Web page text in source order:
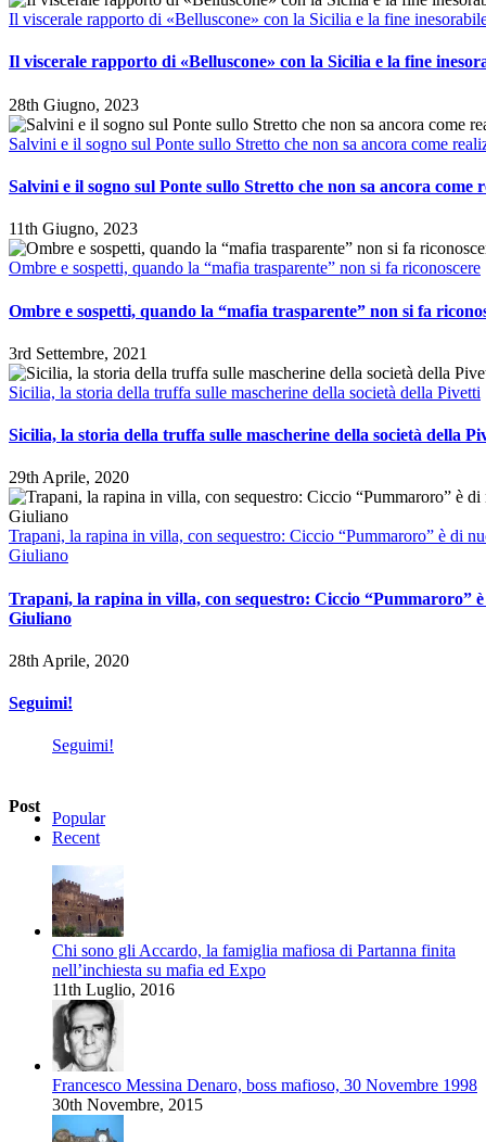
Il viscerale rapporto di «Belluscone» con la Sicilia e la fine
Il viscerale rapporto di «Belluscone» con la Sicilia e la fine
28th Giugno, 2023
Salvini e il sogno sul Ponte sullo Stretto che non sa ancora come
Salvini e il sogno sul Ponte sullo Stretto che non sa ancora come
11th Giugno, 2023
Ombre e sospetti, quando la “mafia trasparente” non si fa riconoscere
Ombre e sospetti, quando la “mafia trasparente” non si fa
3rd Settembre, 2021
Sicilia, la storia della truffa sulle mascherine della società della Pivetti
Sicilia, la storia della truffa sulle mascherine della società della
29th Aprile, 2020
Trapani, la rapina in villa, con sequestro: Ciccio “Pummaroro” è di
Giuliano
Trapani, la rapina in villa, con sequestro: Ciccio “Pummaroro” è
Giuliano
28th Aprile, 2020
Seguimi!
Seguimi!
Post
Popular
Recent
Chi sono gli Accardo, la famiglia mafiosa di Partanna finita
nell’inchiesta su mafia ed Expo
11th Luglio, 2016
Francesco Messina Denaro, boss mafioso, 30 Novembre 1998
30th Novembre, 2015